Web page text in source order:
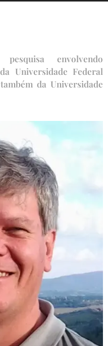
envolvendo
Universidade Federal
da Universidade